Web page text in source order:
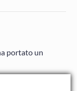
portato un